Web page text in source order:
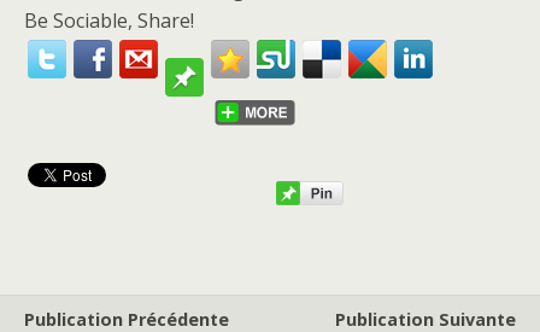
Be Sociable, Share!
Publication Précédente
Publication Suivante